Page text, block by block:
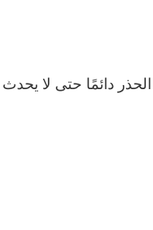
دائمًا حتى لا